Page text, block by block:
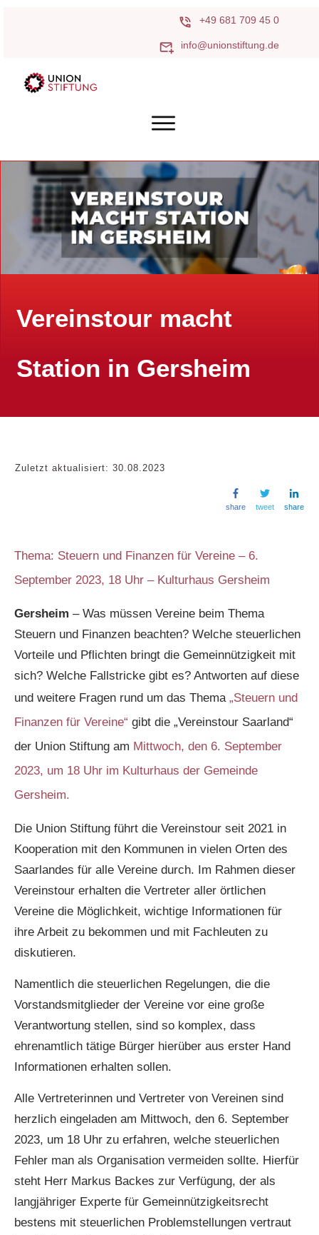
+49 681 709 45 0
info@unionstiftung.de
Vereinstour macht
Station in Gersheim
Zuletzt aktualisiert: 30.08.2023
share tweet share
Thema: Steuern und Finanzen für Vereine – 6.
September 2023, 18 Uhr – Kulturhaus Gersheim
Gersheim – Was müssen Vereine beim Thema
Steuern und Finanzen beachten? Welche steuerlichen
Vorteile und Pflichten bringt die Gemeinnützigkeit mit
sich? Welche Fallstricke gibt es? Antworten auf diese
und weitere Fragen rund um das Thema „Steuern und
Finanzen für Vereine“ gibt die „Vereinstour Saarland“
der Union Stiftung am Mittwoch, den 6. September
2023, um 18 Uhr im Kulturhaus der Gemeinde
Gersheim.
Die Union Stiftung führt die Vereinstour seit 2021 in
Kooperation mit den Kommunen in vielen Orten des
Saarlandes für alle Vereine durch. Im Rahmen dieser
Vereinstour erhalten die Vertreter aller örtlichen
Vereine die Möglichkeit, wichtige Informationen für
ihre Arbeit zu bekommen und mit Fachleuten zu
diskutieren.
Namentlich die steuerlichen Regelungen, die die
Vorstandsmitglieder der Vereine vor eine große
Verantwortung stellen, sind so komplex, dass
ehrenamtlich tätige Bürger hierüber aus erster Hand
Informationen erhalten sollen.
Alle Vertreterinnen und Vertreter von Vereinen sind
herzlich eingeladen am Mittwoch, den 6. September
2023, um 18 Uhr zu erfahren, welche steuerlichen
Fehler man als Organisation vermeiden sollte. Hierfür
steht Herr Markus Backes zur Verfügung, der als
langjähriger Experte für Gemeinnützigkeitsrecht
bestens mit steuerlichen Problemstellungen vertraut